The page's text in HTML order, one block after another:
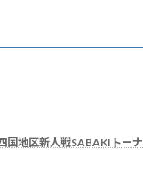
国地区新人戦SABAKIトー